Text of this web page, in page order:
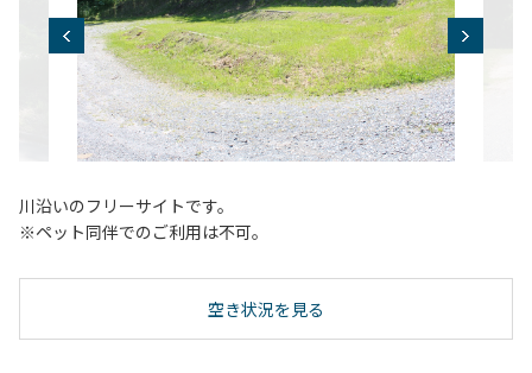
川沿いのフリーサイトです。
※ペット同伴でのご利用は不可。
空き状況を見る